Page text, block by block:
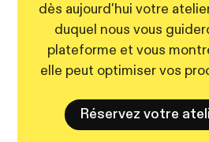
dès aujourd'hui votre
duquel nous vous
plateforme et vous
elle peut optimiser vos
Réservez votre